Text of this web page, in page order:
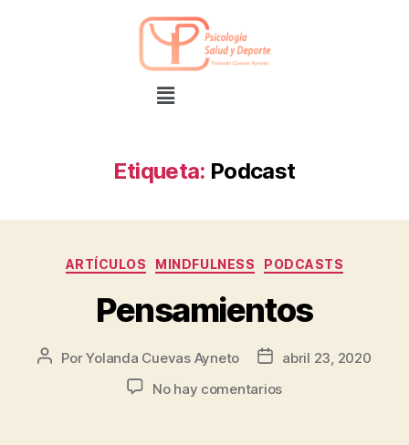
Etiqueta: Podcast
ARTÍCULOS MINDFULNESS PODCASTS
Pensamientos
PorYolanda Cuevas Ayneto
abril 23, 2020
No hay comentarios